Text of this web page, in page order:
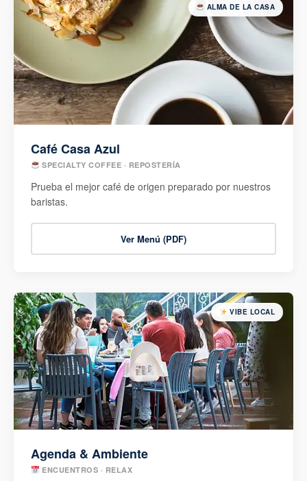
ALMA DE LA CASA
Café Casa Azul
SPECIALTY COFFEE · REPOSTERÍA
Prueba el mejor café de origen preparado por nuestros
baristas.
Ver Menú (PDF)
VIBE LOCAL
Agenda & Ambiente
ENCUENTROS · RELAX